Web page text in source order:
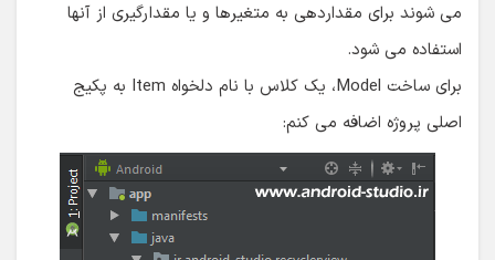
می شوند برای مقداردهی به متغیرها و یا مقدارگیری از آنها
استفاده می شود.
برای ساخت Model، یک کلاس با نام دلخواه Item به پکیج
اصلی پروژه اضافه می کنم: